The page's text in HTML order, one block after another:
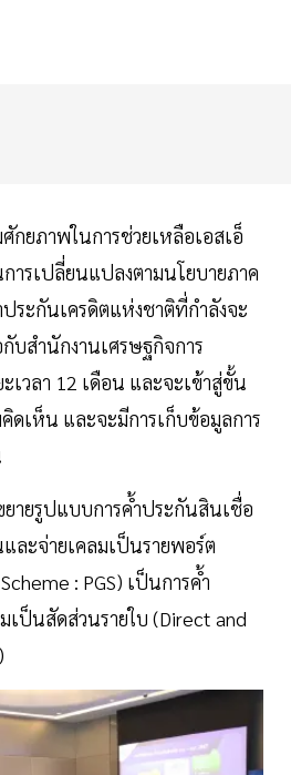
กยภาพในการช่วยเหลือเอสเอ็
ารเปลี่ยนแปลงตามนโยบายภาค
ระกันเครดิตแห่งชาติที่กำลังจะ
บสำนักงานเศรษฐกิจการ
เวลา 12 เดือน และจะเข้าสู่ขั้น
ดเห็น และจะมีการเก็บข้อมูลการ
ายรูปแบบการค้ำประกันสินเชื่อ
ะจ่ายเคลมเป็นรายพอร์ต
: PGS) เป็นการค้ำ
เป็นสัดส่วนรายใบ (Direct and